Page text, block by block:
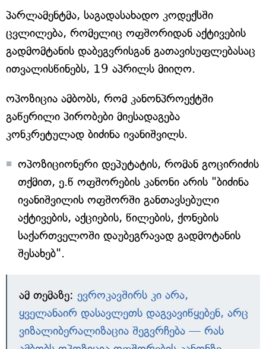
პარლამენტმა, საგადასახადო კოდექსში
ცვლილება, რომელიც ოფშორიდან აქტივების
გადმომტანის დაბეგვრისგან გათავისუფლებასაც
ითვალისწინებს, 19 აპრილს მიიღო.
ოპოზიცია ამბობს, რომ კანონპროექტში
გაწერილი პირობები მიესადაგება
კონკრეტულად ბიძინა ივანიშვილს.
ოპოზიციონერი დეპუტატის, რომან გოცირიძის
თქმით, ე.წ ოფშორების კანონი არის "ბიძინა
ივანიშვილის ოფშორში განთავსებული
აქტივების, აქციების, წილების, ქონების
საქართველოში დაუბეგრავად გადმოტანის
შესახებ".
ამ თემაზე: ევროკავშირს კი არა,
ყველანაირ დასავლეთს დაგვავიწყებენ, არც
ვიზალიბერალიზაცია შეგვრჩება — რას